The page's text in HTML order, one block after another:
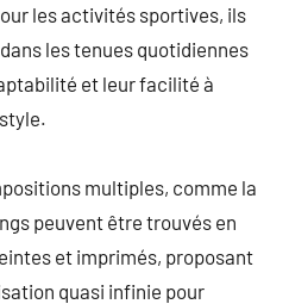
les activités sportives, ils
les tenues quotidiennes
et leur facilité à
multiples, comme la
peuvent être trouvés en
et imprimés, proposant
quasi infinie pour